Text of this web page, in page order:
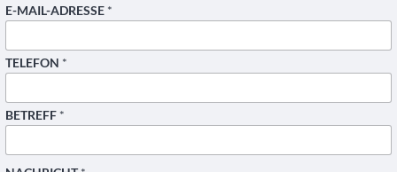
Vorname
E-MAIL-ADRESSE *
TELEFON *
BETREFF *